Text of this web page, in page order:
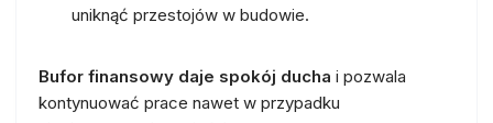
uniknąć przestojów w budowie.
Bufor finansowy daje spokój ducha i pozwala
kontynuować prace nawet w przypadku